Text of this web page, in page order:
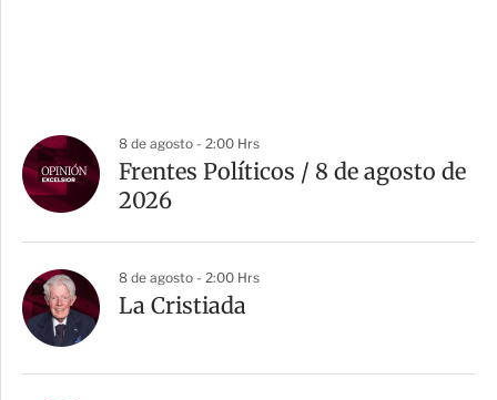
8 de agosto - 2:00 Hrs
Frentes Políticos / 8 de agosto de
2026
8 de agosto - 2:00 Hrs
La Cristiada